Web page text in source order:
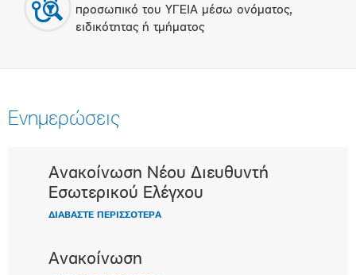
προσωπικό του ΥΓΕΙΑ μέσω ονόματος,
ειδικότητας ή τμήματος
Ενημερώσεις
Ανακοίνωση Νέου Διευθυντή
Εσωτερικού Ελέγχου
ΔΙΑΒΑΣΤΕ ΠΕΡΙΣΣΟΤΕΡΑ
Ανακοίνωση